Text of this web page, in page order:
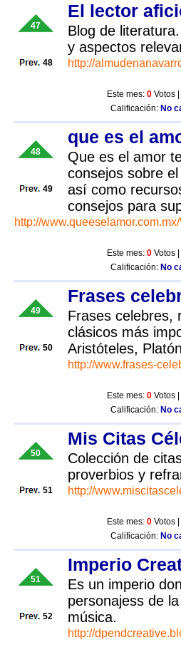
47
48
El lector
Blog de
y aspectos
http://
Este mes: 0 Votos |
Calificación: No
48
49
que es el
Que es el amor
consejos sobre
así como
consejos para
http://
Este mes: 0 Votos |
Calificación: No
49
50
Frases
Frases celebres,
clásicos más
Aristóteles,
http://www.frases-
Este mes: 0 Votos |
Calificación: No
50
51
Mis Citas
Colección de
proverbios y
http://
Este mes: 0 Votos |
Calificación: No
51
52
Imperio
Es un imperio
personajess de
música.
http://